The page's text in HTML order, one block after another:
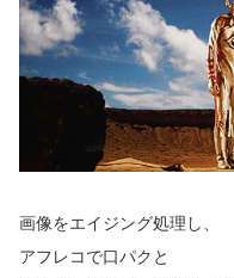
画像をエイジング処理し、
アフレコで口パクと